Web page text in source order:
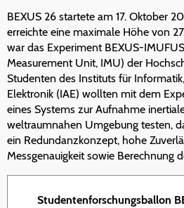
BEXUS 26 startete am 17. Oktober
erreichte eine maximale Höhe von
war das Experiment BEXUS-
Measurement Unit, IMU) der
Studenten des Instituts für
Elektronik (IAE) wollten mit dem
eines Systems zur Aufnahme
weltraumnahen Umgebung testen,
ein Redundanzkonzept, hohe
Messgenauigkeit sowie Berechnung
Studentenforschungsballon